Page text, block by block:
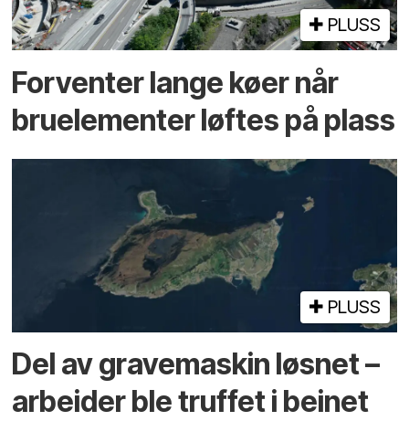
PLUSS
Forventer lange køer når
bru­elementer løftes på plass
PLUSS
Del av grave­maskin løsnet –
arbeider ble truffet i beinet